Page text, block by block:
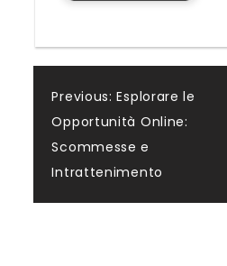
Post
Previous: Esplorare le
Opportunità Online:
Scommesse e
Intrattenimento